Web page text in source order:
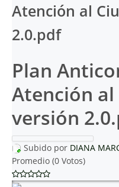
Atención al
2.0.pdf
Plan
Atención
versión
Subido por DIANA
Promedio (0 Votos)